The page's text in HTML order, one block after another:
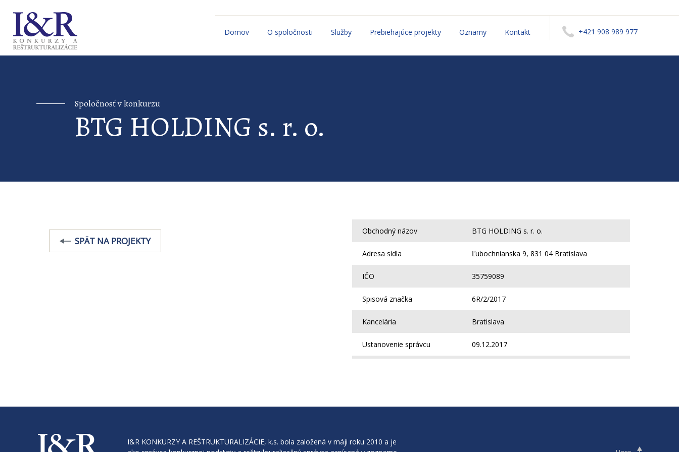
Domov O spoločnosti Služby Prebiehajúce projekty Oznamy Kontakt +421 908 989 977
Spoločnosť v konkurzu
BTG HOLDING s. r. o.
SPÄT NA PROJEKTY
Obchodný názov BTG HOLDING s. r. o.
Adresa sídla Ľubochnianska 9, 831 04 Bratislava
IČO 35759089
Spisová značka 6R/2/2017
Kancelária Bratislava
Ustanovenie správcu 09.12.2017
I&R KONKURZY A REŠTRUKTURALIZÁCIE, k.s. bola založená v máji roku 2010 a je